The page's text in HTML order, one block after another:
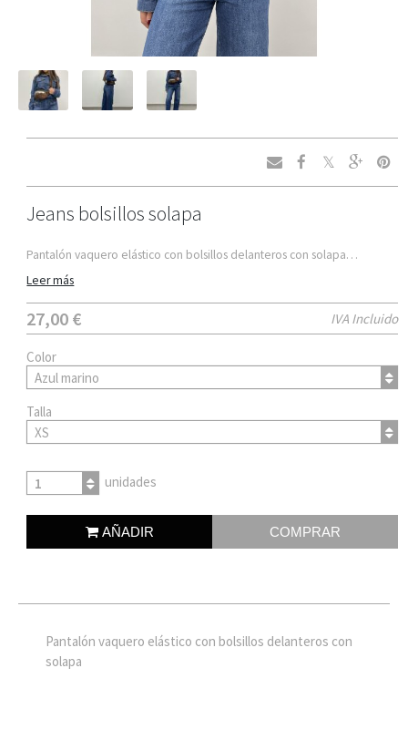
Jeans bolsillos solapa
Pantalón vaquero elástico con bolsillos delanteros con solapa…
Leer más
27,00 € IVA Incluido
Color
Azul marino
Talla
XS
1 unidades
AÑADIR COMPRAR
Pantalón vaquero elástico con bolsillos delanteros con
solapa